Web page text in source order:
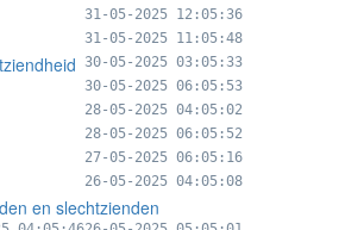
31-05-2025 12:05:36
31-05-2025 11:05:48
30-05-2025 03:05:33
30-05-2025 06:05:53
28-05-2025 04:05:02
28-05-2025 06:05:52
27-05-2025 06:05:16
26-05-2025 04:05:08
en slechtzienden